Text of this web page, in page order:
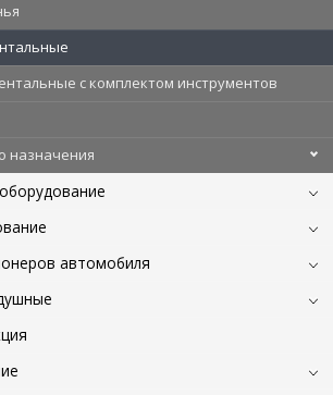
с комплектом инструментов
назначения
автомобиля